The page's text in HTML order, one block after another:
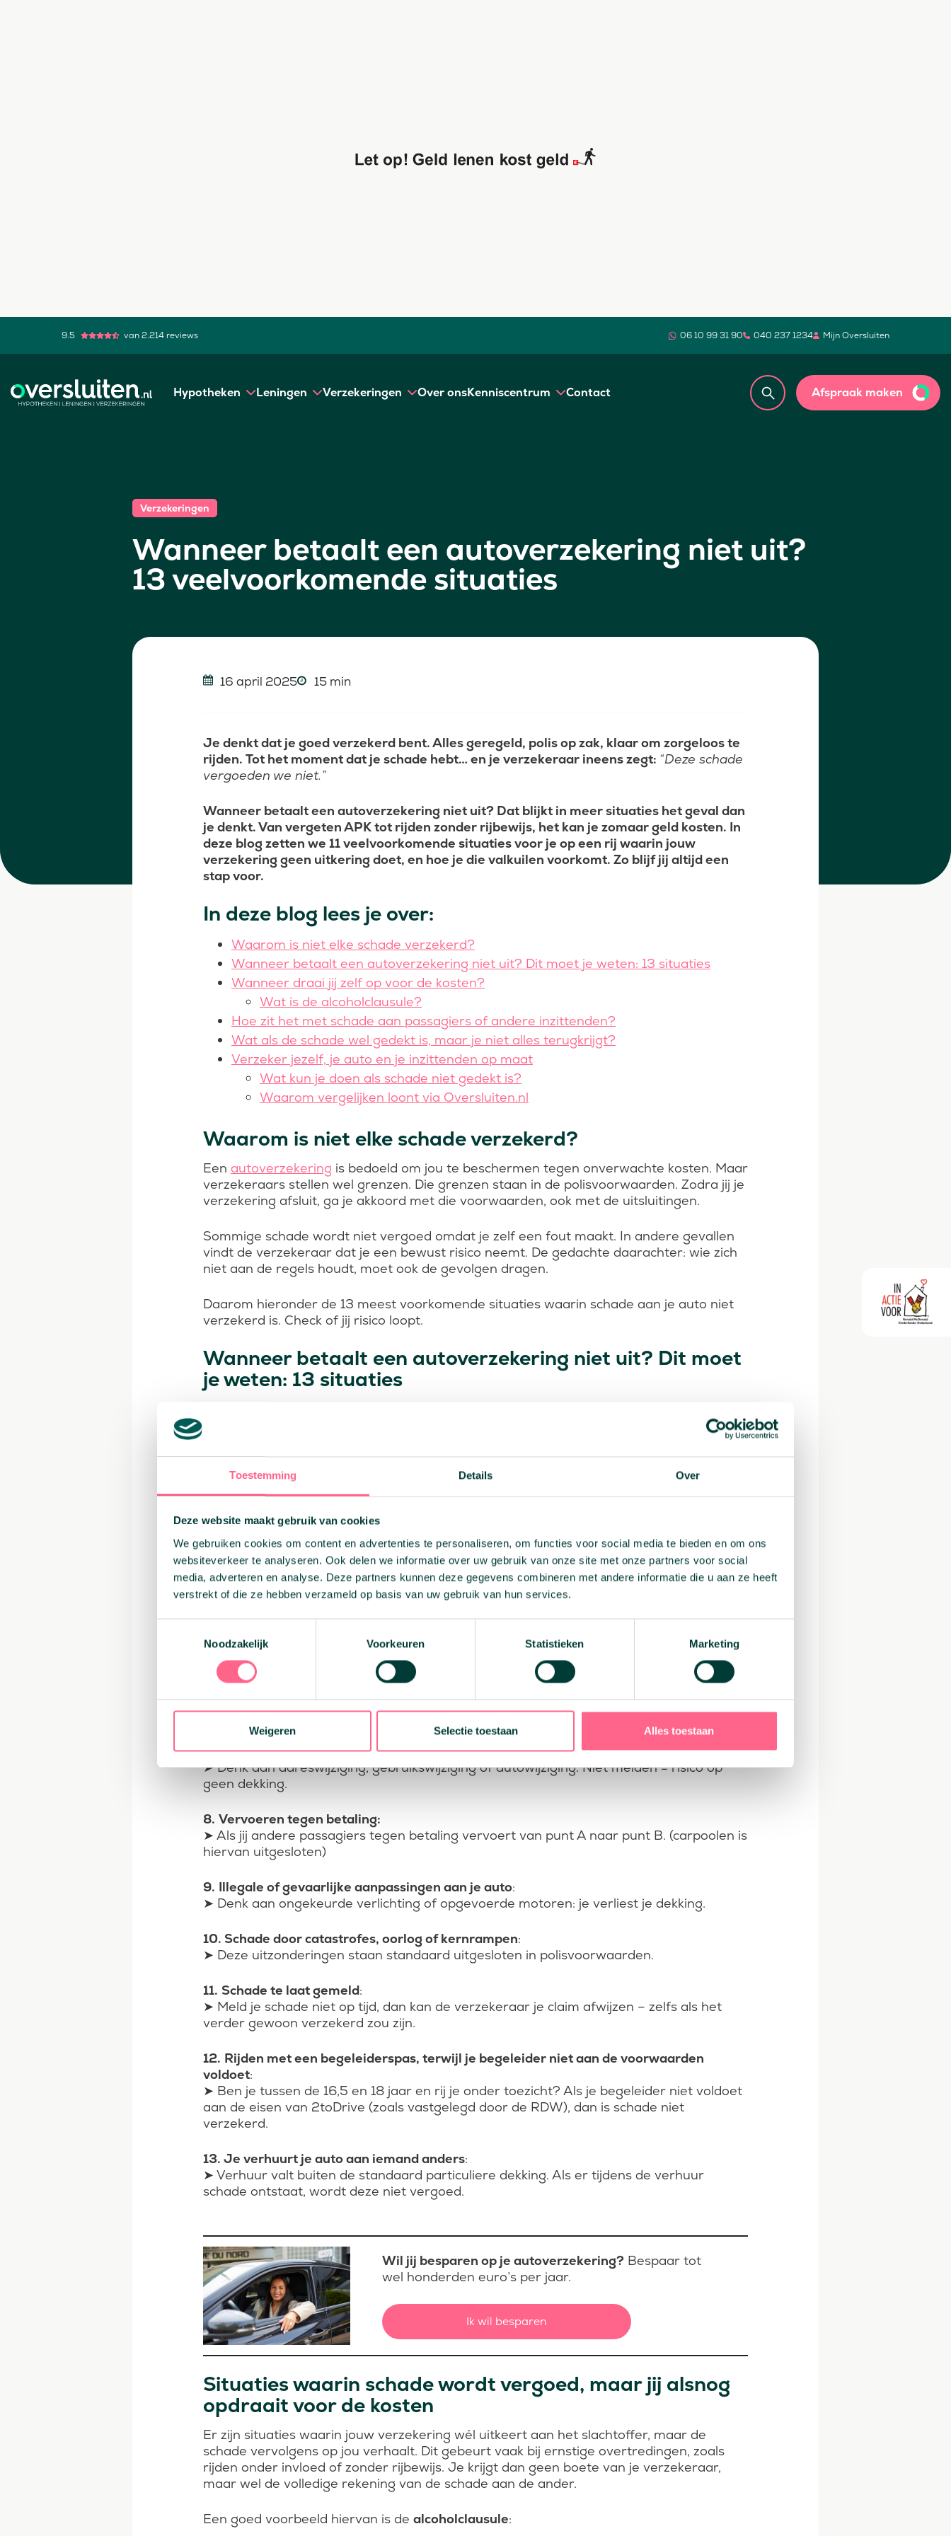
Toestemming Details Over
Deze website maakt gebruik van cookies
We gebruiken cookies om content en advertenties te personaliseren, om functies voor social media te bieden en om ons
websiteverkeer te analyseren. Ook delen we informatie over uw gebruik van onze site met onze partners voor social
media, adverteren en analyse. Deze partners kunnen deze gegevens combineren met andere informatie die u aan ze heeft
verstrekt of die ze hebben verzameld op basis van uw gebruik van hun services.
Noodzakelijk
Voorkeuren Statistieken Marketing
Weigeren Selectie toestaan Alles toestaan
9.5 van 2.214 reviews 06 10 99 31 90 040 237 1234 Mijn Oversluiten
Hypotheken Leningen Verzekeringen Over onsKenniscentrum Contact Afspraak maken
Verzekeringen
Wanneer betaalt een autoverzekering niet uit?
13 veelvoorkomende situaties
16 april 2025 15 min
Je denkt dat je goed verzekerd bent. Alles geregeld, polis op zak, klaar om zorgeloos te
rijden. Tot het moment dat je schade hebt… en je verzekeraar ineens zegt: “Deze schade
vergoeden we niet.”
Wanneer betaalt een autoverzekering niet uit? Dat blijkt in meer situaties het geval dan
je denkt. Van vergeten APK tot rijden zonder rijbewijs, het kan je zomaar geld kosten. In
deze blog zetten we 11 veelvoorkomende situaties voor je op een rij waarin jouw
verzekering geen uitkering doet, en hoe je die valkuilen voorkomt. Zo blijf jij altijd een
stap voor.
In deze blog lees je over:
Waarom is niet elke schade verzekerd?
Wanneer betaalt een autoverzekering niet uit? Dit moet je weten: 13 situaties
Wanneer draai jij zelf op voor de kosten?
Wat is de alcoholclausule?
Hoe zit het met schade aan passagiers of andere inzittenden?
Wat als de schade wel gedekt is, maar je niet alles terugkrijgt?
Verzeker jezelf, je auto en je inzittenden op maat
Wat kun je doen als schade niet gedekt is?
Waarom vergelijken loont via Oversluiten.nl
Waarom is niet elke schade verzekerd?
Een autoverzekering is bedoeld om jou te beschermen tegen onverwachte kosten. Maar
verzekeraars stellen wel grenzen. Die grenzen staan in de polisvoorwaarden. Zodra jij je
verzekering afsluit, ga je akkoord met die voorwaarden, ook met de uitsluitingen.
Sommige schade wordt niet vergoed omdat je zelf een fout maakt. In andere gevallen
vindt de verzekeraar dat je een bewust risico neemt. De gedachte daarachter: wie zich
niet aan de regels houdt, moet ook de gevolgen dragen.
Daarom hieronder de 13 meest voorkomende situaties waarin schade aan je auto niet
verzekerd is. Check of jij risico loopt.
Wanneer betaalt een autoverzekering niet uit? Dit moet
je weten: 13 situaties
➤ Je bent strafbaar en aansprakelijk. De verzekeraar betaalt de schade aan de ander,
Geen geldig rijbewijs
➤ Rijden zonder (geldig) rijbewijs betekent automatisch uitsluiting van dekking.
3.Verlopen of ontbrekende APK
➤ Heeft jouw auto geen geldige APK, dan vervalt bij schade mogelijk je recht op
uitkering.
4. Opzettelijke schade:
5.Deelname aan straatraces of snelheidswedstrijden:
➤ Wedstrijden en illegale races zijn uitgesloten in vrijwel alle polissen.
6.Zakelijk gebruik zonder zakelijke dekking:
➤ Gebruik je je privéverzekering zakelijk, dan ben je bij schade niet verzekerd.
7. Niet doorgeven van belangrijke wijzigingen:
➤ Denk aan adreswijziging, gebruikswijziging of autowijziging. Niet melden = risico op
geen dekking.
8. Vervoeren tegen betaling:
➤ Als jij andere passagiers tegen betaling vervoert van punt A naar punt B. (carpoolen is
hiervan uitgesloten)
9. Illegale of gevaarlijke aanpassingen aan je auto:
➤ Denk aan ongekeurde verlichting of opgevoerde motoren: je verliest je dekking.
10. Schade door catastrofes, oorlog of kernrampen:
➤ Deze uitzonderingen staan standaard uitgesloten in polisvoorwaarden.
11. Schade te laat gemeld:
➤ Meld je schade niet op tijd, dan kan de verzekeraar je claim afwijzen – zelfs als het
verder gewoon verzekerd zou zijn.
12. Rijden met een begeleiderspas, terwijl je begeleider niet aan de voorwaarden
voldoet:
➤ Ben je tussen de 16,5 en 18 jaar en rij je onder toezicht? Als je begeleider niet voldoet
aan de eisen van 2toDrive (zoals vastgelegd door de RDW), dan is schade niet
verzekerd.
13. Je verhuurt je auto aan iemand anders:
➤ Verhuur valt buiten de standaard particuliere dekking. Als er tijdens de verhuur
schade ontstaat, wordt deze niet vergoed.
Wil jij besparen op je autoverzekering? Bespaar tot
wel honderden euro’s per jaar.
Ik wil besparen
Situaties waarin schade wordt vergoed, maar jij alsnog
opdraait voor de kosten
Er zijn situaties waarin jouw verzekering wél uitkeert aan het slachtoffer, maar de
schade vervolgens op jou verhaalt. Dit gebeurt vaak bij ernstige overtredingen, zoals
rijden onder invloed of zonder rijbewijs. Je krijgt dan geen boete van je verzekeraar,
maar wel de volledige rekening van de schade aan de ander.
Een goed voorbeeld hiervan is de alcoholclausule: